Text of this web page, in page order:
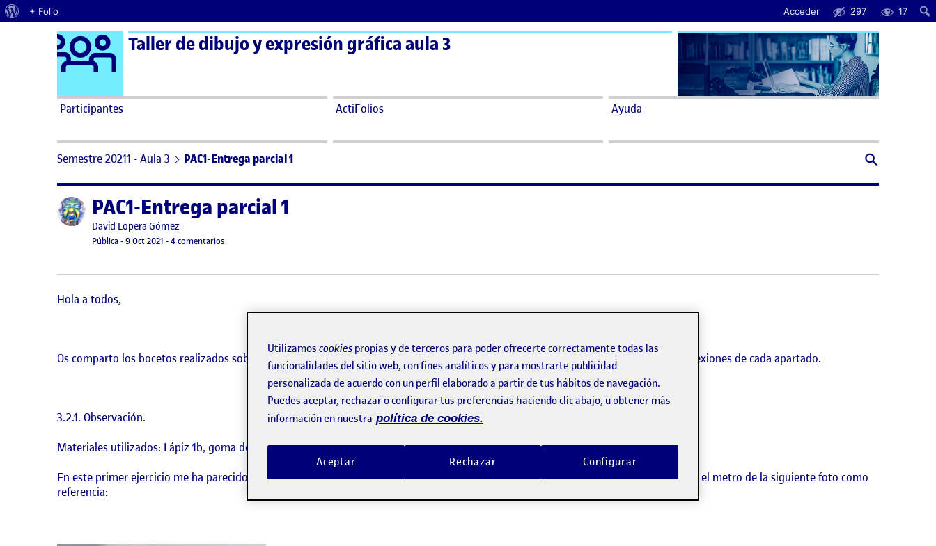
Acerca de WordPress
+ Folio Acceder 297 17
Saltar al contenido Logo Ágora
Taller de dibujo y expresión gráfica aula 3
Participantes ActiFolios Ayuda
Semestre 20211 - Aula 3 PAC1-Entrega parcial 1
Publicado porPAC1-Entrega parcial 1
Publicado por
David Lopera Gómez
Visibilidad:
Pública-Fecha de publicación
9 Oct 2021 11 octubre, 2021 5:28 pm
-4 comentariosen PAC1-Entrega parcial 1
Hola a todos,
Os comparto los bocetos realizados sobre observación y representación pertenecientes a la primera entrega parcial así como las reflexiones de cada apartado.
3.2.1. Observación.
Materiales utilizados: Lápiz 1b, goma de borrar. Bloc Canson de100 g/m2. Tamaño 21,6×27,9 cm
En este primer ejercicio me ha parecido muy interesante practicar la observación y la memoria retentiva. Como primer objeto dibujé el metro de la siguiente foto como
referencia:
Utilizamos cookies propias y de terceros para poder ofrecerte correctamente todas las
funcionalidades del sitio web, con fines analíticos y para mostrarte publicidad
personalizada de acuerdo con un perfil elaborado a partir de tus hábitos de navegación.
Puedes aceptar, rechazar o configurar tus preferencias haciendo clic abajo, u obtener más
información en nuestra política de cookies.
Rechazar
Aceptar Configurar